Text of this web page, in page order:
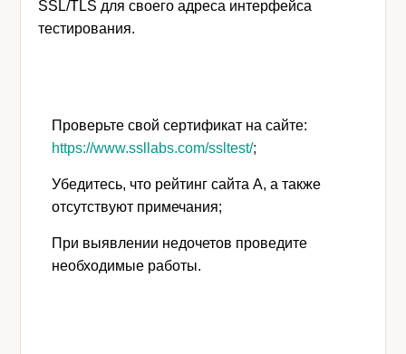
SSL/TLS для своего адреса интерфейса
тестирования.
Проверьте свой сертификат на сайте:
https://www.ssllabs.com/ssltest/;
Убедитесь, что рейтинг сайта A, а также
отсутствуют примечания;
При выявлении недочетов проведите
необходимые работы.